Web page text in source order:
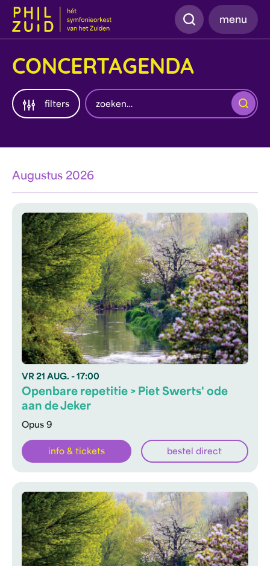
Zoeken
menu
CONCERTAGENDA
filters
Zoeken
Augustus 2026
VR 21 AUG. - 17:00
Opus 9
Openbare repetitie > Piet Swerts' ode
aan de Jeker
info & tickets bestel direct